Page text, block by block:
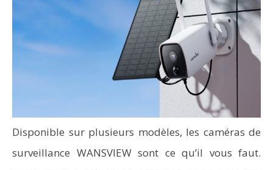
Disponible sur plusieurs modèles, les caméras de
surveillance WANSVIEW sont ce qu’il vous faut.